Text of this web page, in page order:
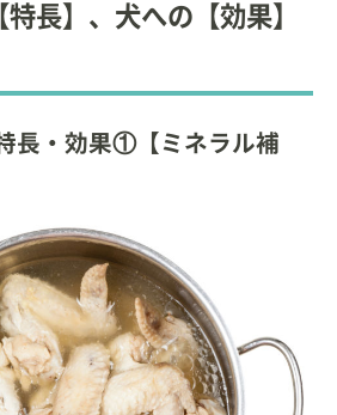
長】、犬への【効果】
長・効果①【ミネラル補